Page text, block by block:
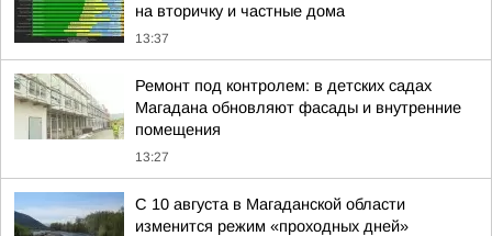
на вторичку и частные дома
13:37
Ремонт под контролем: в детских садах
Магадана обновляют фасады и внутренние
помещения
13:27
С 10 августа в Магаданской области
изменится режим «проходных дней»